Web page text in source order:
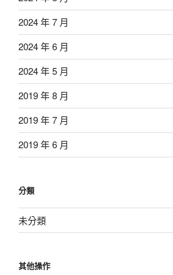
2024 年 7 月
2024 年 6 月
2024 年 5 月
2019 年 8 月
2019 年 7 月
2019 年 6 月
分類
未分類
其他操作